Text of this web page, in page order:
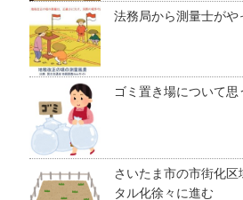
法務局から測量士がや
ゴミ置き場について
さいたま市の市街化
タル化徐々に進む